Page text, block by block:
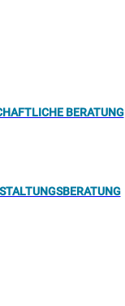
BERATUNG